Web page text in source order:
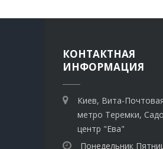
КОНТАКТНАЯ
ИНФОРМАЦИЯ
Киев, Вита-
метро Теремки,
центр "Ева"
Понедельник